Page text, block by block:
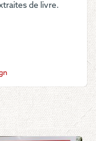
de livre.